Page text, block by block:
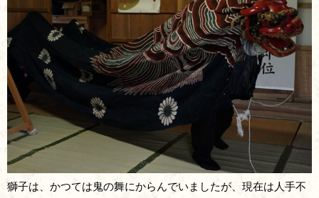
獅子は、かつては鬼の舞にからんでいましたが、現在は人手不